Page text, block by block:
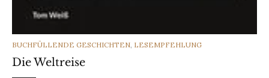
CATEGORIES
BUCHFÜLLENDE GESCHICHTEN, LESEMPFEHLUNG
Die Weltreise